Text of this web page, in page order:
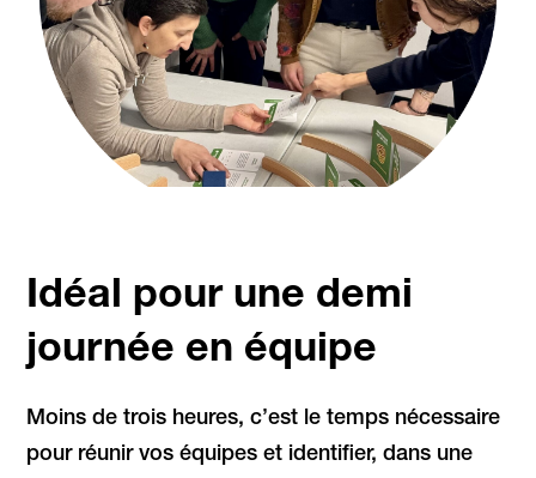
Idéal pour une demi
journée en équipe
Moins de trois heures, c’est le temps nécessaire
pour réunir vos équipes et identifier, dans une